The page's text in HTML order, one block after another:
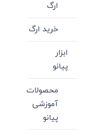
ارگ
خرید ارگ
ابزار
پیانو
محصولات
آموزشی
پیانو